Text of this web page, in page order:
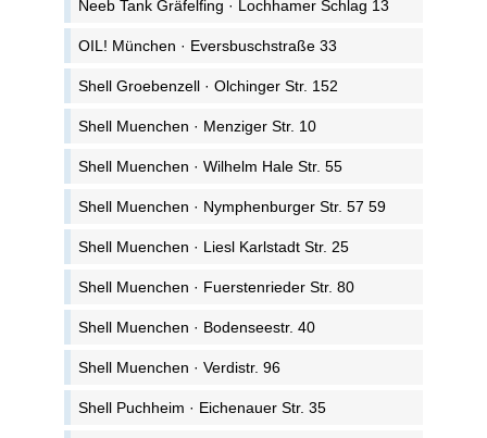
Neeb Tank Gräfelfing · Lochhamer Schlag 13
OIL! München · Eversbuschstraße 33
Shell Groebenzell · Olchinger Str. 152
Shell Muenchen · Menziger Str. 10
Shell Muenchen · Wilhelm Hale Str. 55
Shell Muenchen · Nymphenburger Str. 57 59
Shell Muenchen · Liesl Karlstadt Str. 25
Shell Muenchen · Fuerstenrieder Str. 80
Shell Muenchen · Bodenseestr. 40
Shell Muenchen · Verdistr. 96
Shell Puchheim · Eichenauer Str. 35